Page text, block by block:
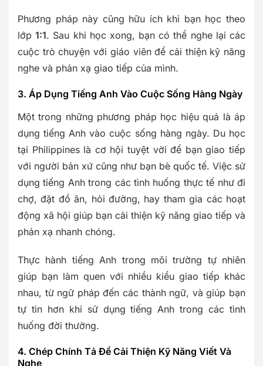
Phương pháp này cũng hữu ích khi bạn học theo
lớp1:1. Sau khi học xong, bạn có thể nghe lại các
cuộc trò chuyện với giáo viên để cải thiện kỹ năng
nghe và phản xạ giao tiếp của mình.
3. Áp Dụng Tiếng Anh Vào Cuộc Sống Hàng Ngày
Một trong những phương pháp học hiệu quả là áp
dụng tiếng Anh vào cuộc sống hàng ngày. Du học
tại Philippines là cơ hội tuyệt vời để bạn giao tiếp
với người bản xứ cũng như bạn bè quốc tế. Việc sử
dụng tiếng Anh trong các tình huống thực tế như đi
chợ, đặt đồ ăn, hỏi đường, hay tham gia các hoạt
động xã hội giúp bạn cải thiện kỹ năng giao tiếp và
phản xạ nhanh chóng.
Thực hành tiếng Anh trong môi trường tự nhiên
giúp bạn làm quen với nhiều kiểu giao tiếp khác
nhau, từ ngữ pháp đến các thành ngữ, và giúp bạn
tự tin hơn khi sử dụng tiếng Anh trong các tình
huống đời thường.
4. Chép Chính Tả Để Cải Thiện Kỹ Năng Viết Và
Nghe